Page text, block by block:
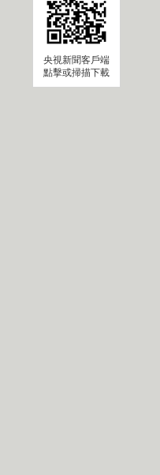
央視新聞客戶端
點擊或掃描下載